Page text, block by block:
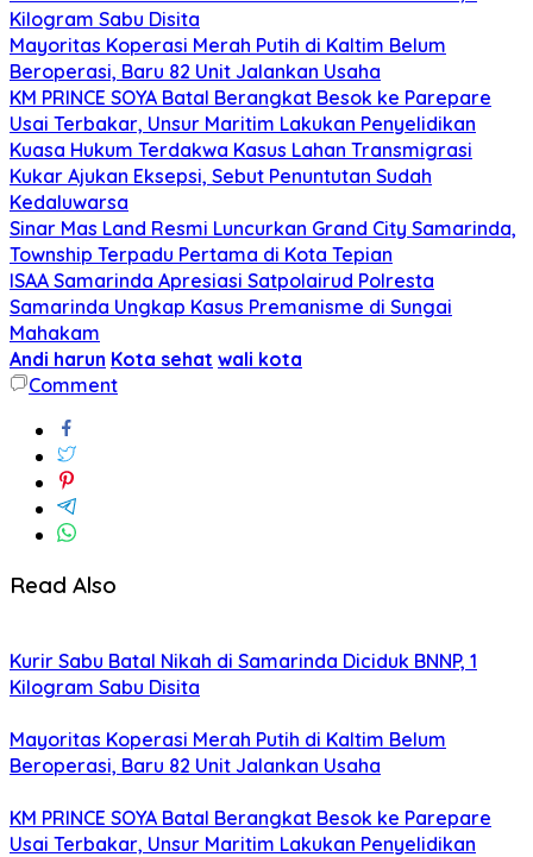
Kilogram Sabu Disita
Mayoritas Koperasi Merah Putih di Kaltim Belum
Beroperasi, Baru 82 Unit Jalankan Usaha
KM PRINCE SOYA Batal Berangkat Besok ke Parepare
Usai Terbakar, Unsur Maritim Lakukan Penyelidikan
Kuasa Hukum Terdakwa Kasus Lahan Transmigrasi
Kukar Ajukan Eksepsi, Sebut Penuntutan Sudah
Kedaluwarsa
Sinar Mas Land Resmi Luncurkan Grand City Samarinda,
Township Terpadu Pertama di Kota Tepian
ISAA Samarinda Apresiasi Satpolairud Polresta
Samarinda Ungkap Kasus Premanisme di Sungai
Mahakam
Andi harun Kota sehat wali kota
Comment
Read Also
Kurir Sabu Batal Nikah di Samarinda Diciduk BNNP, 1
Kilogram Sabu Disita
Mayoritas Koperasi Merah Putih di Kaltim Belum
Beroperasi, Baru 82 Unit Jalankan Usaha
KM PRINCE SOYA Batal Berangkat Besok ke Parepare
Usai Terbakar, Unsur Maritim Lakukan Penyelidikan